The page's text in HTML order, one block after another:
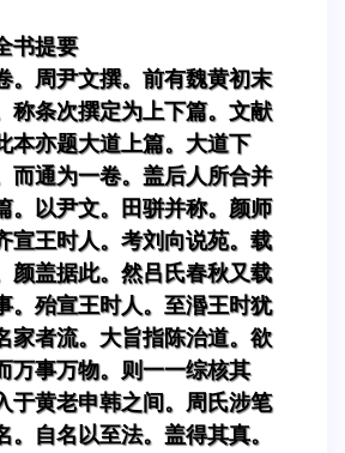
书提要
。周尹文撰。前有魏黄初末
称条次撰定为上下篇。文献
本亦题大道上篇。大道下
而通为一卷。盖后人所合并
。以尹文。田骈并称。颜师
宣王时人。考刘向说苑。载
颜盖据此。然吕氏春秋又载
。殆宣王时人。至湣王时犹
家者流。大旨指陈治道。欲
万事万物。则一一综核其
于黄老申韩之间。周氏涉笔
。自名以至法。盖得其真。